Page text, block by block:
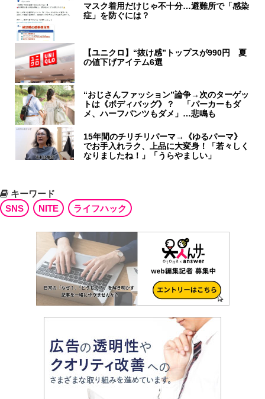
マスク着用だけじゃ不十分…避難所で「感染
症」を防ぐには？
【ユニクロ】“抜け感”トップスが990円 夏
の値下げアイテム6選
“おじさんファッション”論争→次のターゲッ
トは《ボディバッグ》？ 「パーカーもダ
メ、ハーフパンツもダメ」…悲鳴も
15年間のチリチリパーマ→《ゆるパーマ》
でお手入れラク、上品に大変身！「若々しく
なりましたね！」「うらやましい」
キーワード
SNS
NITE ライフハック